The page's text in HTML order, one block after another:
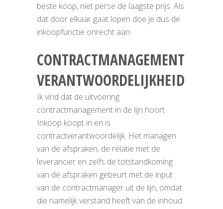
beste koop, niet perse de laagste prijs. Als
dat door elkaar gaat lopen doe je dus de
inkoopfunctie onrecht aan.
CONTRACTMANAGEMENT
VERANTWOORDELIJKHEID
Ik vind dat de uitvoering
contractmanagement in de lijn hoort.
Inkoop koopt in en is
contractverantwoordelijk. Het managen
van de afspraken, de relatie met de
leverancier en zelfs de totstandkoming
van de afspraken gebeurt met de input
van de contractmanager uit de lijn, omdat
die namelijk verstand heeft van de inhoud.